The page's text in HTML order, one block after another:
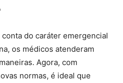
do caráter emergencial
os médicos atenderam
Agora, com
normas, é ideal que